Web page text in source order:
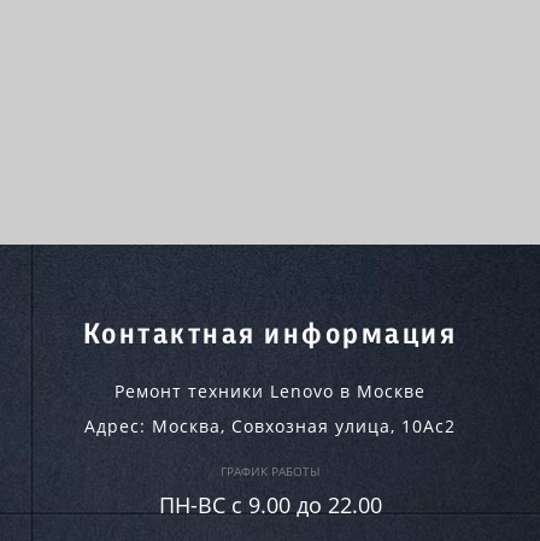
Контактная информация
Ремонт техники Lenovo в Москве
Адрес: Москва, Совхозная улица, 10Ас2
ГРАФИК РАБОТЫ
ПН-ВC c 9.00 до 22.00